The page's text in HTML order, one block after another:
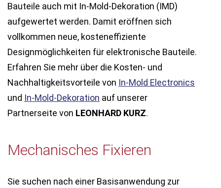
Bauteile auch mit In-Mold-Dekoration (IMD)
aufgewertet werden. Damit eröffnen sich
vollkommen neue, kosteneffiziente
Designmöglichkeiten für elektronische Bauteile.
Erfahren Sie mehr über die Kosten- und
Nachhaltigkeitsvorteile von In-Mold Electronics
und In-Mold-Dekoration auf unserer
Partnerseite von LEONHARD KURZ.
Mechanisches Fixieren
Sie suchen nach einer Basisanwendung zur